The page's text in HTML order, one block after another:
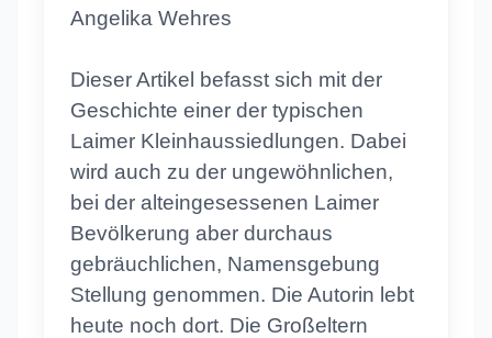
Angelika Wehres
Dieser Artikel befasst sich mit der
Geschichte einer der typischen
Laimer Kleinhaussiedlungen. Dabei
wird auch zu der ungewöhnlichen,
bei der alteingesessenen Laimer
Bevölkerung aber durchaus
gebräuchlichen, Namensgebung
Stellung genommen. Die Autorin lebt
heute noch dort. Die Großeltern